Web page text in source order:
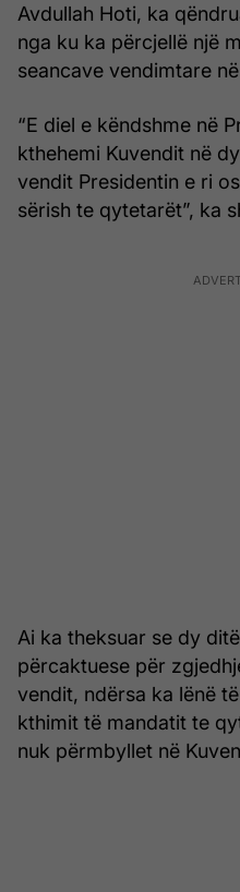
Avdullah Hoti, ka
nga ku ka përcjellë një
seancave vendimtare
“E diel e këndshme në
kthehemi Kuvendit në
vendit Presidentin e ri
sërish te qytetarët”, ka
Ai ka theksuar se dy
përcaktuese për
vendit, ndërsa ka lënë
kthimit të mandatit te
nuk përmbyllet në